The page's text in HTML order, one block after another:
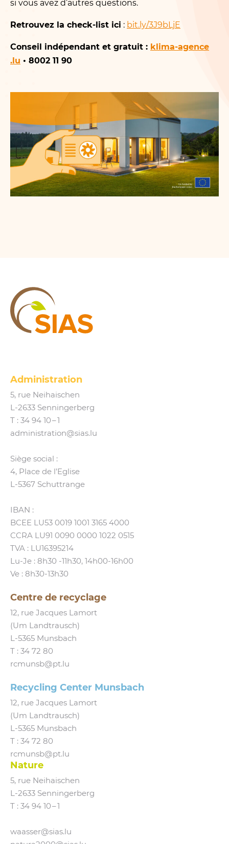
si vous avez d’autres questions.
Retrouvez la check-list ici : bit​.ly/​3​J​9bLjE
Conseil indépendant et gratuit : klima​-agence​
.lu • 8002 11 90
Administration
5, rue Neihaischen
L‑2633 Senningerberg
T : 34 94 10 – 1
administration@​sias.​lu
Siège social :
4, Place de l’Eglise
L‑5367 Schuttrange
IBAN :
BCEE LU53 0019 1001 3165 4000
CCRA LU91 0090 0000 1022 0515
TVA : LU16395214
Lu-Je : 8h30 ‑11h30, 14h00-16h00
Ve : 8h30-13h30
Centre de recyclage
12, rue Jacques Lamort
(Um Landtrausch)
L‑5365 Munsbach
T : 34 72 80
rcmunsb@​pt.​lu
Recycling Center Munsbach
12, rue Jacques Lamort
(Um Landtrausch)
L‑5365 Munsbach
T : 34 72 80
rcmunsb@​pt.​lu
Nature
5, rue Neihaischen
L‑2633 Senningerberg
T : 34 94 10 – 1
waasser@​sias.​lu